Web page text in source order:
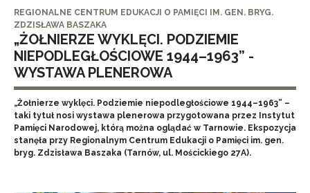
REGIONALNE CENTRUM EDUKACJI O PAMIĘCI IM. GEN. BRYG.
ZDZISŁAWA BASZAKA
„ŻOŁNIERZE WYKLĘCI. PODZIEMIE
NIEPODLEGŁOŚCIOWE 1944–1963” -
WYSTAWA PLENEROWA
„Żołnierze wyklęci. Podziemie niepodległościowe 1944–1963” –
taki tytuł nosi wystawa plenerowa przygotowana przez Instytut
Pamięci Narodowej, którą można oglądać w Tarnowie. Ekspozycja
stanęła przy Regionalnym Centrum Edukacji o Pamięci im. gen.
bryg. Zdzisława Baszaka (Tarnów, ul. Mościckiego 27A).